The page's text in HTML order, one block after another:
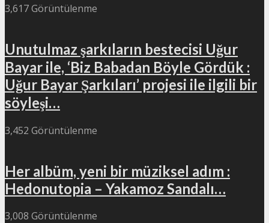
3,617 Görüntülenme
Unutulmaz şarkıların bestecisi Uğur
Bayar ile, ‘Biz Babadan Böyle Gördük :
Uğur Bayar Şarkıları’ projesi ile ilgili bir
söyleşi…
3,452 Görüntülenme
Her albüm, yeni bir müziksel adım :
Hedonutopia – Yakamoz Sandalı…
3,008 Görüntülenme